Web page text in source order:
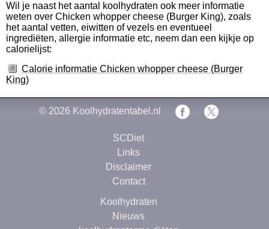
Wil je naast het aantal koolhydraten ook meer informatie
weten over Chicken whopper cheese (Burger King), zoals
het aantal vetten, eiwitten of vezels en eventueel
ingrediëten, allergie informatie etc, neem dan een kijkje op
calorielijst:
Calorie informatie Chicken whopper cheese (Burger
King)
© 2026 Koolhydratentabel.nl
SCDiet
Links
Disclaimer
Contact
Koolhydraten
Nieuws